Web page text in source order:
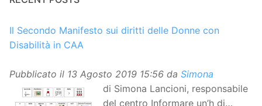
Il Secondo Manifesto sui diritti delle Donne con
Disabilità in CAA
Pubblicato il 13 Agosto 2019 15:56 da Simona
di Simona Lancioni, responsabile
del centro Informare un’h di